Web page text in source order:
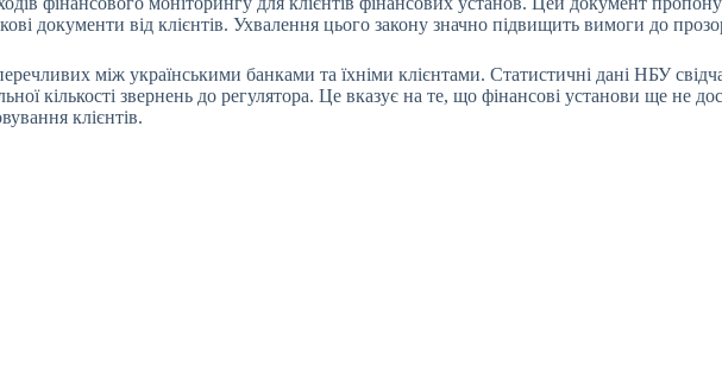
документи від клієнтів. Ухвалення цього закону значно підвищить вимоги до
між українськими банками та їхніми клієнтами. Статистичні дані НБУ
кількості звернень до регулятора. Це вказує на те, що фінансові установи ще не
клієнтів.